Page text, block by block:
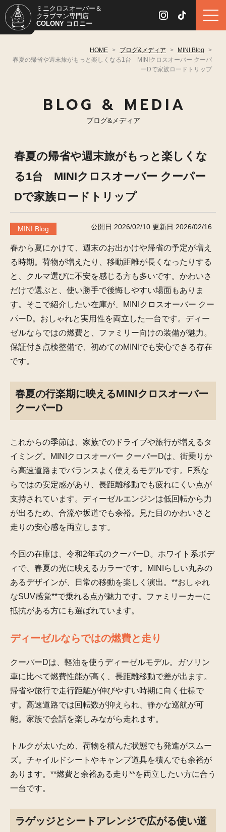
ミニクロスオーバー＆
クラブマン専門店
COLONY コロニー
HOME > ブログ&メディア > MINI Blog
>
春夏の帰省や週末旅がもっと楽しくなる1台 MINIクロスオーバー クーパ
ーDで家族ロードトリップ
BLOG & MEDIA
ブログ&メディア
春夏の帰省や週末旅がもっと楽しくな
る1台 MINIクロスオーバー クーパー
Dで家族ロードトリップ
MINI Blog 公開日:2026/02/10 更新日:2026/02/16
春から夏にかけて、週末のお出かけや帰省の予定が増え
る時期。荷物が増えたり、移動距離が長くなったりする
と、クルマ選びに不安を感じる方も多いです。かわいさ
だけで選ぶと、使い勝手で後悔しやすい場面もありま
す。そこで紹介したい在庫が、MINIクロスオーバー クー
パーD。おしゃれと実用性を両立した一台です。ディー
ゼルならではの燃費と、ファミリー向けの装備が魅力。
保証付き点検整備で、初めてのMINIでも安心できる存在
です。
春夏の行楽期に映えるMINIクロスオーバー
クーパーD
これからの季節は、家族でのドライブや旅行が増えるタ
イミング。MINIクロスオーバー クーパーDは、街乗りか
ら高速道路までバランスよく使えるモデルです。F系な
らではの安定感があり、長距離移動でも疲れにくい点が
支持されています。ディーゼルエンジンは低回転から力
が出るため、合流や坂道でも余裕。見た目のかわいさと
走りの安心感を両立します。
今回の在庫は、令和2年式のクーパーD。ホワイト系ボデ
ィで、春夏の光に映えるカラーです。MINIらしい丸みの
あるデザインが、日常の移動を楽しく演出。**おしゃれ
なSUV感覚**で乗れる点が魅力です。ファミリーカーに
抵抗がある方にも選ばれています。
ディーゼルならではの燃費と走り
クーパーDは、軽油を使うディーゼルモデル。ガソリン
車に比べて燃費性能が高く、長距離移動で差が出ます。
帰省や旅行で走行距離が伸びやすい時期に向く仕様で
す。高速道路では回転数が抑えられ、静かな巡航が可
能。家族で会話を楽しみながら走れます。
トルクが太いため、荷物を積んだ状態でも発進がスムー
ズ。チャイルドシートやキャンプ道具を積んでも余裕が
あります。**燃費と余裕ある走り**を両立したい方に合う
一台です。
ラゲッジとシートアレンジで広がる使い道